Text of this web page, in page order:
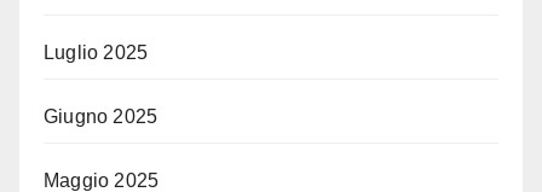
Luglio 2025
Giugno 2025
Maggio 2025